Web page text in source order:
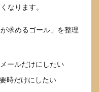
なります。
求めるゴール」を整理
ールだけにしたい
時だけにしたい